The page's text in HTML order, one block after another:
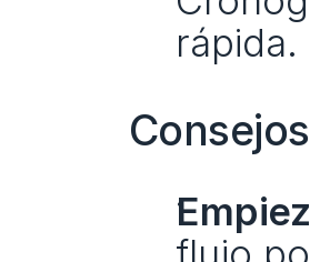
rápida.